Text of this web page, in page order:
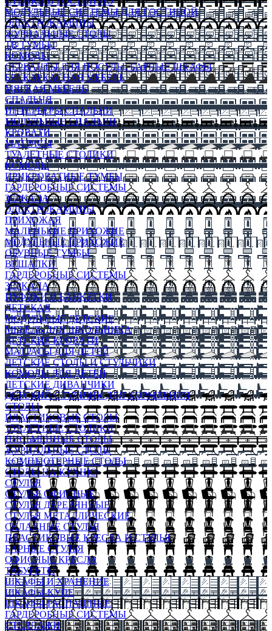
МОДУЛЬНЫЕ СИСТЕМЫ ДЛЯ ГОСТИНОЙ
ЭЛЕКТРОКАМИНЫ
ЖУРНАЛЬНЫЕ СТОЛЫ
ТВ ТУМБЫ
КОМОДЫ
СЕРВАНТЫ ДЛЯ ПОСУДЫ, БАРНЫЕ ШКАФЫ
БЕСКАРКАСНАЯ МЕБЕЛЬ
МЯГКАЯ МЕБЕЛЬ
СПАЛЬНЯ
ИНТЕРЬЕРЫ СПАЛЬНИ
МОДУЛЬНЫЕ СПАЛЬНИ
КРОВАТИ
МАТРАСЫ
ТУАЛЕТНЫЕ СТОЛИКИ
КОМОДЫ
ПРИКРОВАТНЫЕ ТУМБЫ
ГАРДЕРОБНЫЕ СИСТЕМЫ
ЗЕРКАЛА
ЭЛЕКТРОКАМИНЫ
ПРИХОЖАЯ
МАЛЕНЬКИЕ ПРИХОЖИЕ
МОДУЛЬНЫЕ ПРИХОЖИЕ
ОБУВНЫЕ ТУМБЫ
ВЕШАЛКИ
ГАРДЕРОБНЫЕ СИСТЕМЫ
ЗЕРКАЛА
ПУФИКИ И БАНКЕТКИ
ДЕТСКАЯ
МОДУЛЬНЫЕ ДЕТСКИЕ
МЕБЕЛЬ ДЛЯ ШКОЛЬНИКА
ДЕТСКИЕ КРОВАТИ
МАТРАСЫ ДЛЯ ДЕТЕЙ
ДЕТСКИЕ СТОЛЫ И СТУЛЬЧИКИ
КОМОДЫ ДЛЯ ДЕТЕЙ
ДЕТСКИЕ ДИВАНЧИКИ
ДЕТСКИЙ СТУЛЬЧИК ДЛЯ КОРМЛЕНИЯ
СТОЛЫ
ПЛАСТИКОВЫЕ СТОЛЫ
ТУАЛЕТНЫЕ СТОЛИКИ
ПИСЬМЕННЫЕ СТОЛЫ
ЖУРНАЛЬНЫЕ СТОЛЫ
КОМПЬЮТЕРНЫЕ СТОЛЫ
СТОЛЫ НА КУХНЮ
СТУЛЬЯ
СТУЛЬЯ ОФИСНЫЕ
СТУЛЬЯ ДЕРЕВЯННЫЕ
СТУЛЬЯ МЕТАЛЛИЧЕСКИЕ
СКЛАДНЫЕ СТУЛЬЯ
ПЛАСТИКОВЫЕ КРЕСЛА И СТУЛЬЯ
БАРНЫЕ СТУЛЬЯ
ОФИСНЫЕ КРЕСЛА
ТАБУРЕТЫ
ШКАФЫ И ХРАНЕНИЕ
ШКАФЫ-КУПЕ
ШКАФЫ-РАСПАШНЫЕ
ГАРДЕРОБНЫЕ СИСТЕМЫ
СТЕЛЛАЖИ